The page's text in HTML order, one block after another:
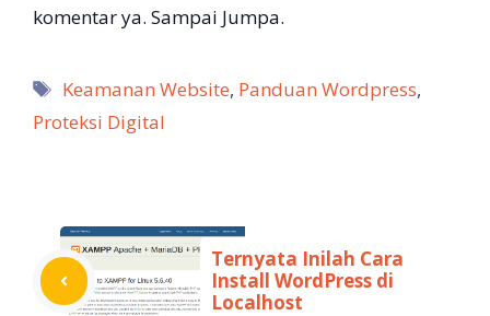
komentar ya. Sampai Jumpa.
Tag
Keamanan Website, Panduan Wordpress,
Proteksi Digital
Ternyata Inilah Cara
Install WordPress di
Localhost